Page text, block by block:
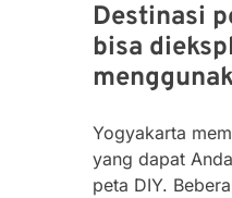
Destinasi
bisa
Yogyakarta
yang dapat
peta DIY.